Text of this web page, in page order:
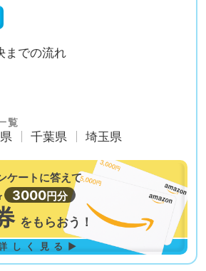
までの流れ
覧
千葉県 埼玉県
ケートに答えて
3000円分
を もらおう！
しく見る▶